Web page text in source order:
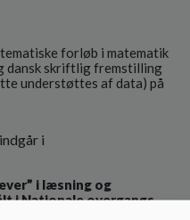
forløb i matematik
dansk skriftlig fremstilling
understøttes af data) på
i
i læsning og
i Nationale overgangs